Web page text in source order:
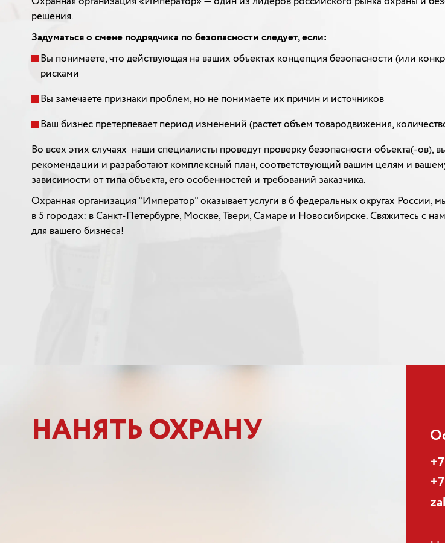
решения.
Задуматься о смене подрядчика по безопасности следует, если:
Вы понимаете, что действующая на ваших объектах концепция безопасности (или
рисками
Вы замечаете признаки проблем, но не понимаете их причин и источников
Ваш бизнес претерпевает период изменений (растет объем товародвижения,
Во всех этих случаях наши специалисты проведут проверку безопасности объекта(-ов),
рекомендации и разработают комплексный план, соответствующий вашим целям и
зависимости от типа объекта, его особенностей и требований заказчика.
Охранная организация "Император" оказывает услуги в 6 федеральных округах России,
в 5 городах: в Санкт-Петербурге, Москве, Твери, Самаре и Новосибирске. Свяжитесь с
для вашего бизнеса!
НАНЯТЬ ОХРАНУ